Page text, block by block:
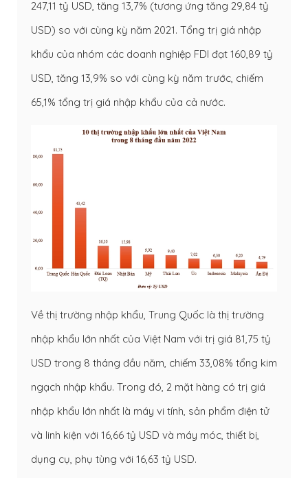
247,11 tỷ USD, tăng 13,7% (tương ứng tăng 29,84 tỷ
USD) so với cùng kỳ năm 2021. Tổng trị giá nhập
khẩu của nhóm các doanh nghiệp FDI đạt 160,89 tỷ
USD, tăng 13,9% so với cùng kỳ năm trước, chiếm
65,1% tổng trị giá nhập khẩu của cả nước.
Về thị trường nhập khẩu, Trung Quốc là thị trường
nhập khẩu lớn nhất của Việt Nam với trị giá 81,75 tỷ
USD trong 8 tháng đầu năm, chiếm 33,08% tổng kim
ngạch nhập khẩu. Trong đó, 2 mặt hàng có trị giá
nhập khẩu lớn nhất là máy vi tính, sản phẩm điện tử
và linh kiện với 16,66 tỷ USD và máy móc, thiết bị,
dụng cụ, phụ tùng với 16,63 tỷ USD.